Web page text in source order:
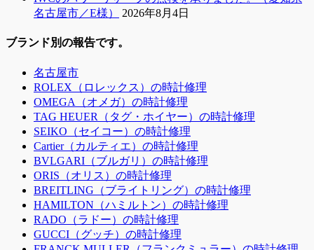
名古屋市／E様）
2026年8月4日
ブランド別の報告です。
名古屋市
ROLEX（ロレックス）の時計修理
OMEGA（オメガ）の時計修理
TAG HEUER（タグ・ホイヤー）の時計修理
SEIKO（セイコー）の時計修理
Cartier（カルティエ）の時計修理
BVLGARI（ブルガリ）の時計修理
ORIS（オリス）の時計修理
BREITLING（ブライトリング）の時計修理
HAMILTON（ハミルトン）の時計修理
RADO（ラドー）の時計修理
GUCCI（グッチ）の時計修理